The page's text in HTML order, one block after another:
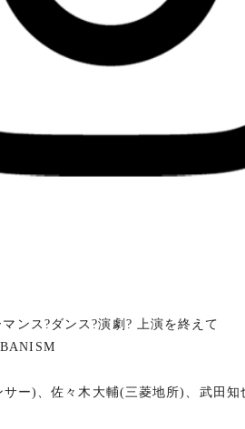
ンス?ダンス?演劇? 上演を終えて
ー)、佐々木大輔(三菱地所)、武田知